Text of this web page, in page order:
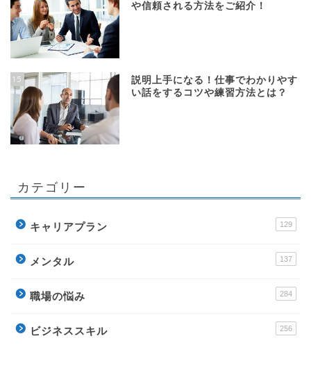
や信頼される方法をご紹介！
15
説明上手になる！仕事でわかりやす
い話をするコツや練習方法とは？
カテゴリー
キャリアプラン 129
メンタル 137
職場の悩み 284
ビジネススキル 256